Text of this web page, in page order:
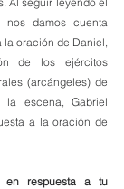
damos cuenta
la oración de Daniel,
de los ejércitos
(arcángeles) de
la escena, Gabriel
a la oración de
en respuesta a tu